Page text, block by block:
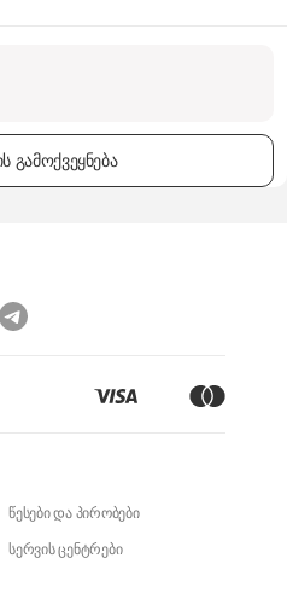
გამოქვეყნება
წესები და პირობები
სერვის ცენტრები